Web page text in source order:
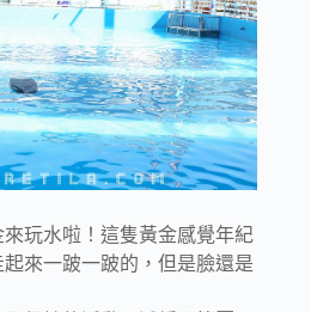
玩水啦！這隻黃金感覺年紀
來一跛一跛的，但是臉還是